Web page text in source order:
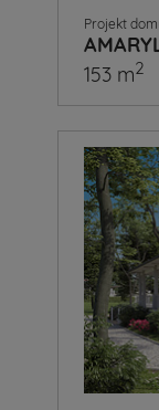
Projekt
153 m2